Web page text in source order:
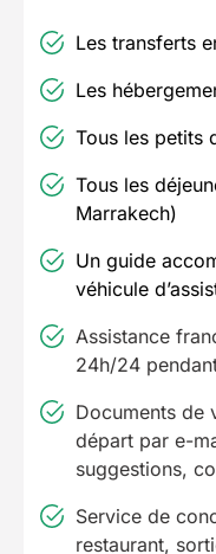
Les transferts
Les
Tous les petits
Tous les
Marrakech)
Un guide
véhicule
Assistance
24h/24
Documents de
départ par e-
suggestions,
Service de
restaurant,